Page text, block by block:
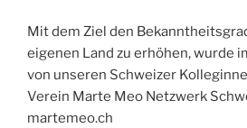
Mit dem Ziel den
eigenen Land zu erhöhen, wurde
von unseren Schweizer
Verein Marte Meo Netzwerk
martemeo.ch